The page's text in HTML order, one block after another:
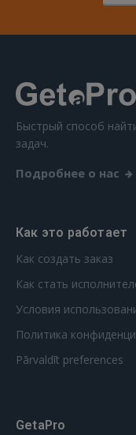
Быстрый способ
задач.
Подробнее о нас
Как это работает
Как создать заказ
Как стать
Условия
Политика
Pārvaldīt preferences
GetaPro